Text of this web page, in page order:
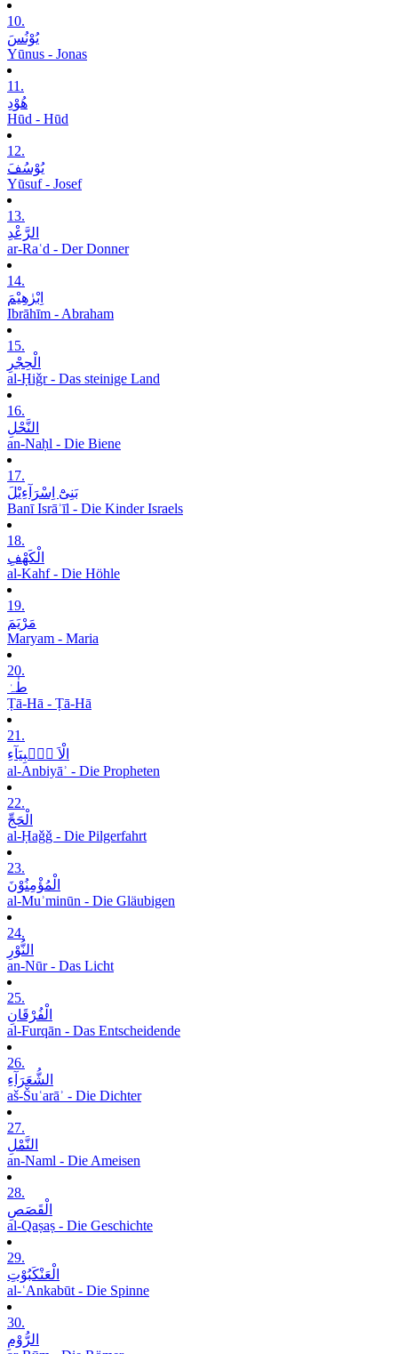
10.
یُوْنُسَ
Yūnus - Jonas
11.
ھُوْدِ
Hūd - Hūd
12.
یُوْسُفَ
Yūsuf - Josef
13.
الرَّعْدِ
ar-Raʿd - Der Donner
14.
اِبْرٰھِیْمَ
Ibrāhīm - Abraham
15.
الْحِجْرِ
al-Ḥiǧr - Das steinige Land
16.
النَّحْلِ
an-Naḥl - Die Biene
17.
بَنِیْٓ اِسْرَآءِیْلَ
Banī Isrāʾīl - Die Kinder Israels
18.
الْکَھْفِ
al-Kahf - Die Höhle
19.
مَرْیَمَ
Maryam - Maria
20.
طٰہٰ
Ṭā-Hā - Ṭā-Hā
21.
الْاَ نۡۢبِیَآءِ
al-Anbiyāʾ - Die Propheten
22.
الْحَجِّ
al-Ḥaǧǧ - Die Pilgerfahrt
23.
الْمُؤْمِنُوْنَ
al-Muʾminūn - Die Gläubigen
24.
النُّوْرِ
an-Nūr - Das Licht
25.
الْفُرْقَانِ
al-Furqān - Das Entscheidende
26.
الشُّعَرَآءِ
aš-Šuʿarāʾ - Die Dichter
27.
النَّمْلِ
an-Naml - Die Ameisen
28.
الْقَصَصِ
al-Qaṣaṣ - Die Geschichte
29.
الْعَنْکَبُوْتِ
al-ʿAnkabūt - Die Spinne
30.
الرُّوْمِ